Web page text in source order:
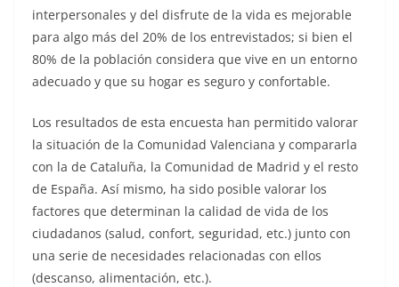
interpersonales y del disfrute de la vida es mejorable
para algo más del 20% de los entrevistados; si bien el
80% de la población considera que vive en un entorno
adecuado y que su hogar es seguro y confortable.
Los resultados de esta encuesta han permitido valorar
la situación de la Comunidad Valenciana y compararla
con la de Cataluña, la Comunidad de Madrid y el resto
de España. Así mismo, ha sido posible valorar los
factores que determinan la calidad de vida de los
ciudadanos (salud, confort, seguridad, etc.) junto con
una serie de necesidades relacionadas con ellos
(descanso, alimentación, etc.).